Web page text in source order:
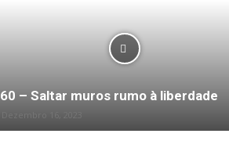
60 – Saltar muros rumo à liberdade